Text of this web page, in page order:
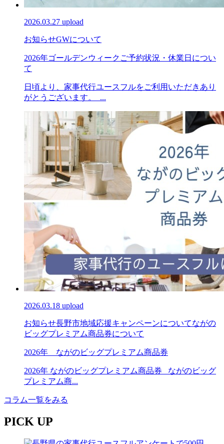
2026.03.27 upload
お知らせGWについて
2026年ゴールデンウィークご予約状況・休業日につい
て
日頃より、家事代行ユースフルをご利用いただきあり
がとうございます。 ...
2026.03.18 upload
お知らせ長野市地域応援キャンペーンについてながの
ビッグプレミアム商品券について
2026年 ながのビッグプレミアム商品券
2026年 ながのビッグプレミアム商品券 ながのビッグ
プレミアム商...
コラム一覧をみる
PICK UP